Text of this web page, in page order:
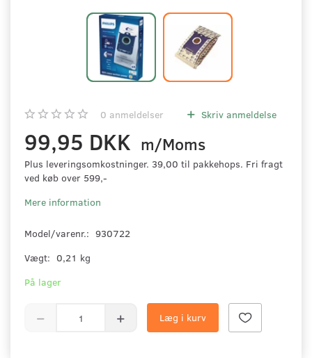
0 anmeldelser Skriv anmeldelse
99,95 DKK m/Moms
Plus leveringsomkostninger. 39,00 til pakkehops. Fri fragt
ved køb over 599,-
Mere information
Model/varenr.: 930722
Vægt: 0,21 kg
På lager
Læg i kurv